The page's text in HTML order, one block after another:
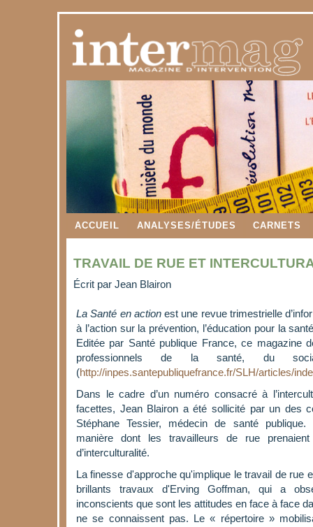
ACCUEIL ANALYSES/ÉTUDES CARNETS
TRAVAIL DE RUE ET
Écrit par Jean Blairon
La Santé en actionest une revue trimestrielle
à l’action sur la prévention, l’éducation pour la
Editée par Santé publique France, ce magazine
professionnels de la santé, du
(http://inpes.santepubliquefrance.fr/SLH/articles/
Dans le cadre d’un numéro consacré à
facettes, Jean Blairon a été sollicité par un des
Stéphane Tessier, médecin de santé publique.
manière dont les travailleurs de rue
d’interculturalité.
La finesse d'approche qu'implique le travail de rue
brillants travaux d'Erving Goffman, qui a
inconscients que sont les attitudes en face à face
ne se connaissent pas. Le « répertoire »